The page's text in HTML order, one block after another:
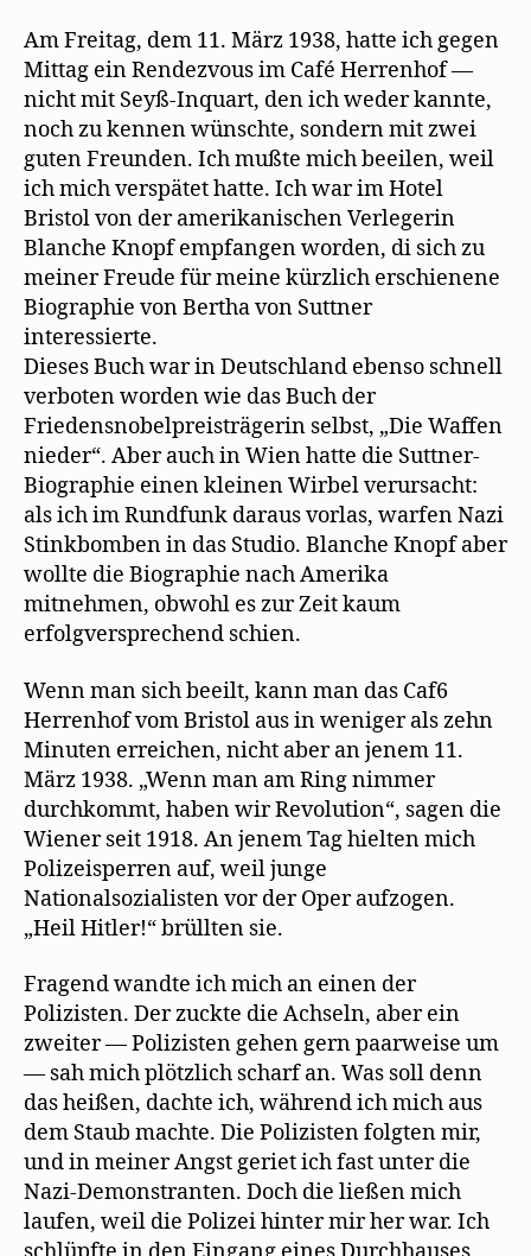
Am Freitag, dem 11. März 1938, hatte ich gegen
Mittag ein Rendezvous im Café Herrenhof —
nicht mit Seyß-Inquart, den ich weder kannte,
noch zu kennen wünschte, sondern mit zwei
guten Freunden. Ich mußte mich beeilen, weil
ich mich verspätet hatte. Ich war im Hotel
Bristol von der amerikanischen Verlegerin
Blanche Knopf empfangen worden, di sich zu
meiner Freude für meine kürzlich erschienene
Biographie von Bertha von Suttner
interessierte.
Dieses Buch war in Deutschland ebenso schnell
verboten worden wie das Buch der
Friedensnobelpreisträgerin selbst, „Die Waffen
nieder“. Aber auch in Wien hatte die Suttner-
Biographie einen kleinen Wirbel verursacht:
als ich im Rundfunk daraus vorlas, warfen Nazi
Stinkbomben in das Studio. Blanche Knopf aber
wollte die Biographie nach Amerika
mitnehmen, obwohl es zur Zeit kaum
erfolgversprechend schien.
Wenn man sich beeilt, kann man das Caf6
Herrenhof vom Bristol aus in weniger als zehn
Minuten erreichen, nicht aber an jenem 11.
März 1938. „Wenn man am Ring nimmer
durchkommt, haben wir Revolution“, sagen die
Wiener seit 1918. An jenem Tag hielten mich
Polizeisperren auf, weil junge
Nationalsozialisten vor der Oper aufzogen.
„Heil Hitler!“ brüllten sie.
Fragend wandte ich mich an einen der
Polizisten. Der zuckte die Achseln, aber ein
zweiter — Polizisten gehen gern paarweise um
— sah mich plötzlich scharf an. Was soll denn
das heißen, dachte ich, während ich mich aus
dem Staub machte. Die Polizisten folgten mir,
und in meiner Angst geriet ich fast unter die
Nazi-Demonstranten. Doch die ließen mich
laufen, weil die Polizei hinter mir her war. Ich